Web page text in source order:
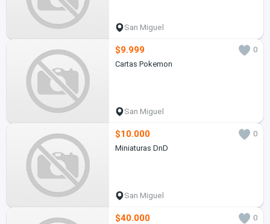
San Miguel
$9.999
0
Cartas Pokemon
San Miguel
$10.000
0
Miniaturas DnD
San Miguel
$40.000
0